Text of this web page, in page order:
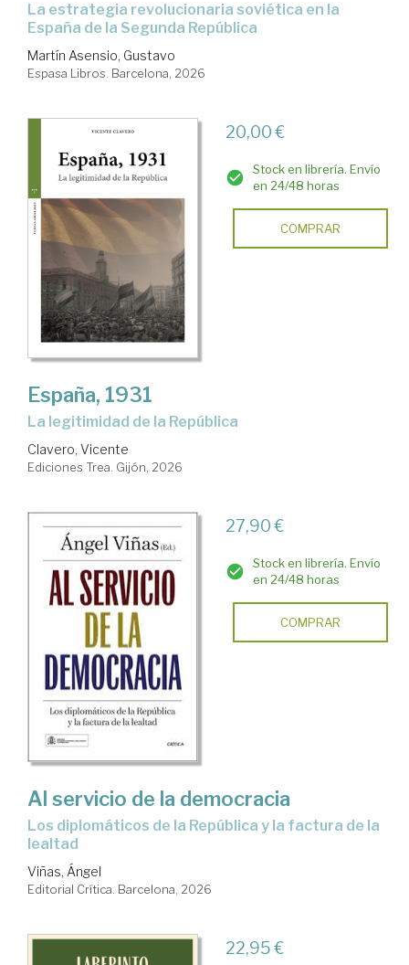
La estrategia revolucionaria soviética en la
España de la Segunda República
Martín Asensio, Gustavo
Espasa Libros. Barcelona, 2026
20,00 €
Stock en librería. Envío
en 24/48 horas
COMPRAR
España, 1931
La legitimidad de la República
Clavero, Vicente
Ediciones Trea. Gijón, 2026
27,90 €
Stock en librería. Envío
en 24/48 horas
COMPRAR
Al servicio de la democracia
Los diplomáticos de la República y la factura de la
lealtad
Viñas, Ángel
Editorial Crítica. Barcelona, 2026
22,95 €